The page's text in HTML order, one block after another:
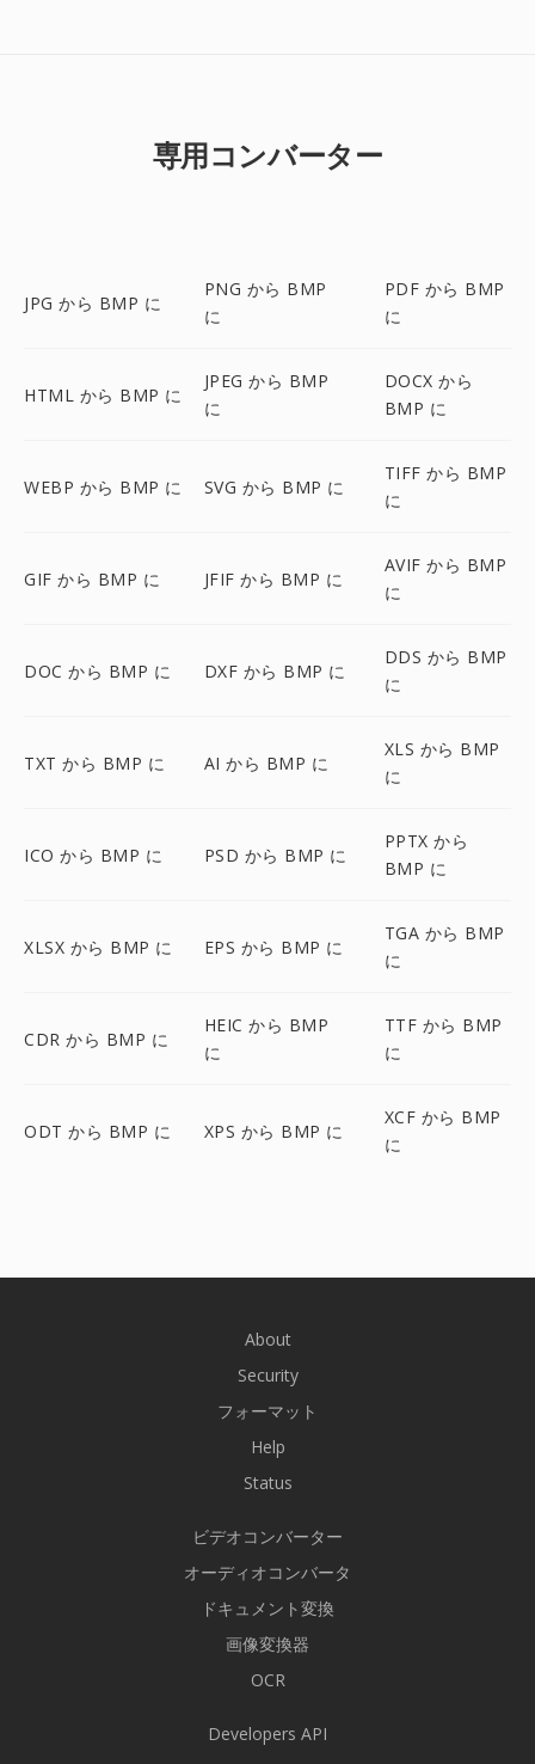
専用コンバーター
JPG から BMP に
PNG から BMP
に
PDF から BMP
に
HTML から BMP に
JPEG から BMP
に
DOCX から
BMP に
WEBP から BMP に SVG から BMP に
TIFF から BMP
に
GIF から BMP に JFIF から BMP に
AVIF から BMP
に
DOC から BMP に DXF から BMP に
DDS から BMP
に
TXT から BMP に AI から BMP に
XLS から BMP
に
ICO から BMP に PSD から BMP に
PPTX から
BMP に
XLSX から BMP に EPS から BMP に
TGA から BMP
に
CDR から BMP に
HEIC から BMP
に
TTF から BMP
に
ODT から BMP に XPS から BMP に
XCF から BMP
に
About
Security
フォーマット
Help
Status
ビデオコンバーター
オーディオコンバータ
ドキュメント変換
画像変換器
OCR
Developers API